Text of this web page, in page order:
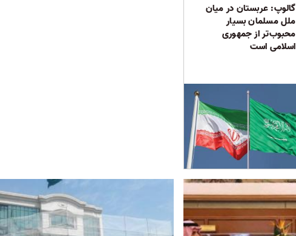
گالوپ: عربستان در میان
ملل مسلمان بسیار
محبوب‌تر از جمهوری
اسلامی است